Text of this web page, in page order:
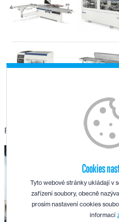
ROZSÁHLÁ NABÍDKA
Cookies
Tyto webové stránky ukládají v
zařízení soubory, obecně
prosím nastavení cookies
informací